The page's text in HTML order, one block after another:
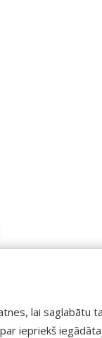
lai saglabātu
iepriekš